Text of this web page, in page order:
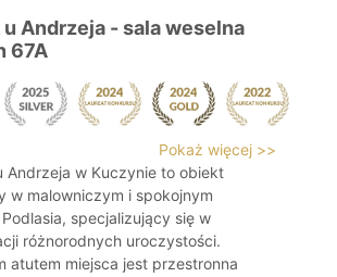
u Andrzeja - sala weselna
67A
Pokaż więcej >>
Andrzeja w Kuczynie to obiekt
w malowniczym i spokojnym
specjalizujący się w
różnorodnych uroczystości.
atutem miejsca jest przestronna